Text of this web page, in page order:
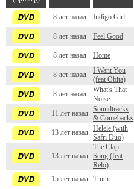
8 лет назад Indigo Girl
8 лет назад Feel Good
8 лет назад Home
8 лет назад
I Want You
(feat Obita)
8 лет назад
What's That
Noise
11 лет назад
Soundtracks
& Comebacks
13 лет назад
Helele (with
Safri Duo)
13 лет назад
The Clap
Song (feat
Relo)
15 лет назад Truth